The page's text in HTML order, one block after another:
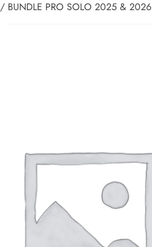
/ BUNDLE PRO SOLO 2025 & 2026